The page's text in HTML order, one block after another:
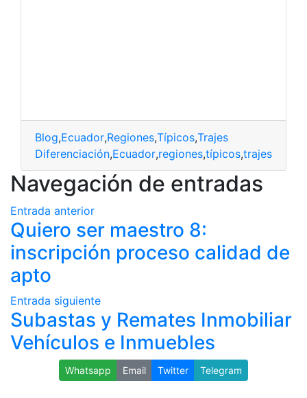
Blog,Ecuador,Regiones,Típicos,Trajes
Diferenciación,Ecuador,regiones,típicos,trajes
Navegación de entradas
Entrada anterior
Quiero ser maestro 8:
inscripción proceso calidad de
apto
Entrada siguiente
Subastas y Remates Inmobiliar
Vehículos e Inmuebles
Whatsapp Email Twitter Telegram